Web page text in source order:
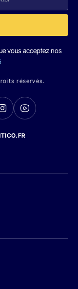
vous acceptez nos
réservés.